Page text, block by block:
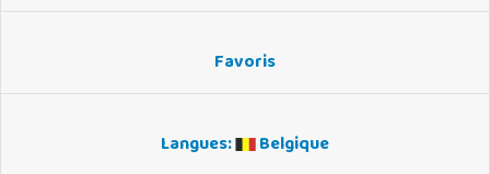
Favoris
Langues: Belgique